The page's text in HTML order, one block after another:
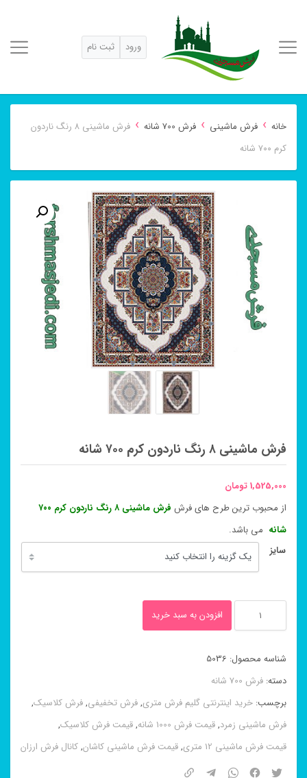
ورود ثبت نام
خانه › فرش ماشینی › فرش 700 شانه ›
فرش ماشینی ۸ رنگ ناردون
کرم ۷۰۰ شانه
فرش ماشینی ۸ رنگ ناردون کرم ۷۰۰ شانه
1,525,000تومان
از محبوب ترین طرح های فرش
فرش ماشینی ۸ رنگ ناردون کرم ۷۰۰
شانه می باشد.
سایز
ماشینی
۸
رنگ
ناردون
کرم
۷۰۰
افزودن به سبد خرید
شناسه محصول: 5036
دسته: فرش 700 شانه
برچسب: خرید اینترنتی گلیم فرش متری,فرش تخفیفی,فرش کلاسیک,
فرش ماشینی زمرد,قیمت فرش 1000 شانه ,قیمت فرش کلاسیک,
قیمت فرش ماشینی 12 متری
,قیمت فرش ماشینی کاشان,کانال فرش ارزان